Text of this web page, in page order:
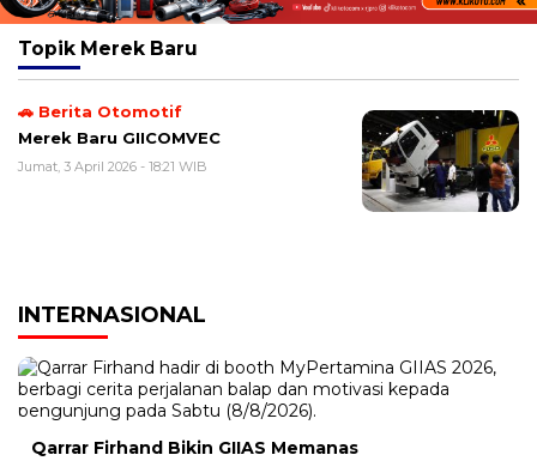
Topik Merek Baru
🚗 Berita Otomotif
Merek Baru GIICOMVEC
Jumat, 3 April 2026 - 18:21 WIB
INTERNASIONAL
Qarrar Firhand Bikin GIIAS Memanas